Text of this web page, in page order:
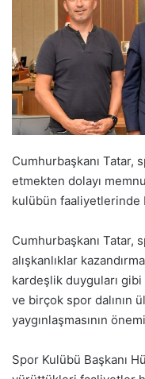
Cumhurbaşkanı Tatar,
etmekten dolayı
kulübün faaliyetlerinde
Cumhurbaşkanı Tatar,
alışkanlıklar
kardeşlik duyguları
ve birçok spor dalının
yaygınlaşmasının
Spor Kulübü Başkanı